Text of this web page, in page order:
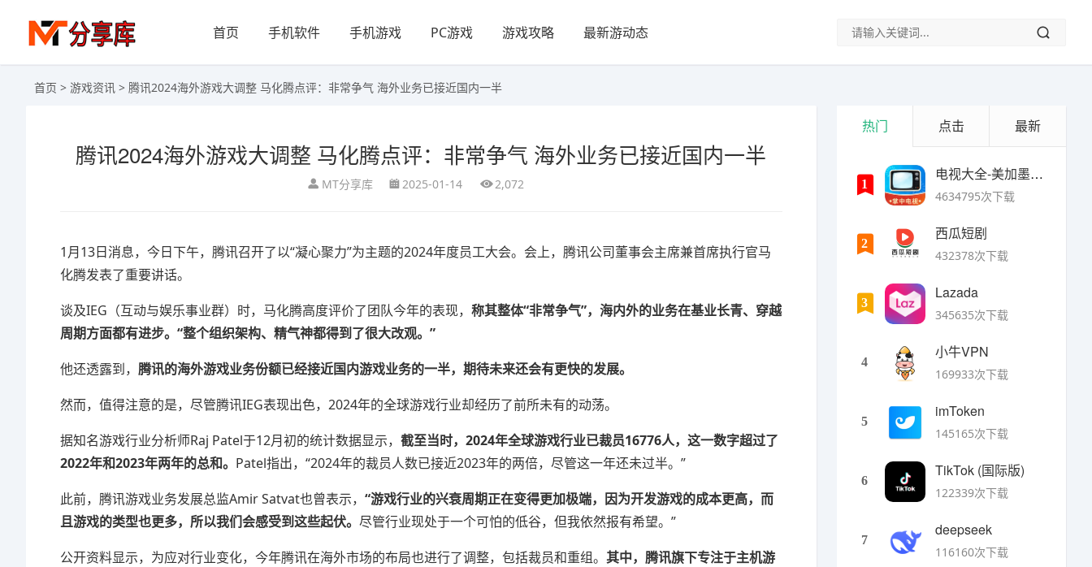
首页 手机软件 手机游戏 PC游戏 游戏攻略 最新游动态
首页 > 游戏资讯 > 腾讯2024海外游戏大调整 马化腾点评：非常争气 海外业务已接近国内一半
腾讯2024海外游戏大调整 马化腾点评：非常争气 海外业务已接近国内一半
MT分享库 2025-01-14 2,072
1月13日消息，今日下午，腾讯召开了以“凝心聚力”为主题的2024年度员工大会。会上，腾讯公司董事会主席兼首席执行官马
化腾发表了重要讲话。
谈及IEG（互动与娱乐事业群）时，马化腾高度评价了团队今年的表现， 称其整体“非常争气”，海内外的业务在基业长青、穿越
周期方面都有进步。“整个组织架构、精气神都得到了很大改观。”
他还透露到， 腾讯的海外游戏业务份额已经接近国内游戏业务的一半，期待未来还会有更快的发展。
然而，值得注意的是，尽管腾讯IEG表现出色，2024年的全球游戏行业却经历了前所未有的动荡。
据知名游戏行业分析师Raj Patel于12月初的统计数据显示， 截至当时，2024年全球游戏行业已裁员16776人，这一数字超过了
2022年和2023年两年的总和。 Patel指出，“2024年的裁员人数已接近2023年的两倍，尽管这一年还未过半。”
此前，腾讯游戏业务发展总监Amir Satvat也曾表示， “游戏行业的兴衰周期正在变得更加极端，因为开发游戏的成本更高，而
且游戏的类型也更多，所以我们会感受到这些起伏。 尽管行业现处于一个可怕的低谷，但我依然报有希望。”
公开资料显示，为应对行业变化，今年腾讯在海外市场的布局也进行了调整，包括裁员和重组。 其中，腾讯旗下专注于主机游
热门 点击 最新
1
电视大全-美加墨世界杯
4634795次下载
2
西瓜短剧
432378次下载
3
Lazada
345635次下载
4
小牛VPN
169933次下载
5
imToken
145165次下载
6
TikTok (国际版)
122339次下载
7
deepseek
116160次下载